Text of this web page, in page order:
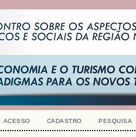
ACESSO CADASTRO PESQUISA